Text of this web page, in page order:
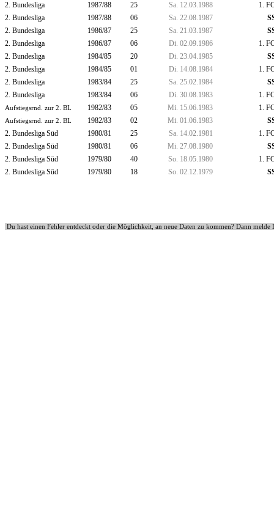
2. Bundesliga
1987/88 25 Sa. 12.03.1988
1.
2. Bundesliga
1987/88 06 Sa. 22.08.1987
2. Bundesliga
1986/87 25 Sa. 21.03.1987
2. Bundesliga
1986/87 06 Di. 02.09.1986
1.
2. Bundesliga
1984/85 20 Di. 23.04.1985
2. Bundesliga
1984/85 01 Di. 14.08.1984
1.
2. Bundesliga
1983/84 25 Sa. 25.02.1984
2. Bundesliga
1983/84 06 Di. 30.08.1983 1.
Aufstiegsrnd. zur 2. BL 1982/83 05 Mi. 15.06.1983 1.
Aufstiegsrnd. zur 2. BL 1982/83 02 Mi. 01.06.1983
2. Bundesliga Süd
1980/81 25 Sa. 14.02.1981
1.
2. Bundesliga Süd
1980/81 06 Mi. 27.08.1980
2. Bundesliga Süd
1979/80 40 So. 18.05.1980
1.
2. Bundesliga Süd
1979/80 18 So. 02.12.1979
Du hast einen Fehler entdeckt oder die Möglichkeit, an neue Daten zu kommen? Dann